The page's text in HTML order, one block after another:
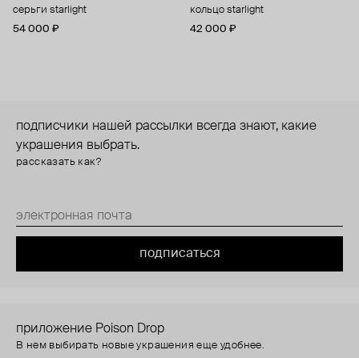
серьги starlight
54 000 ₽
кольцо starlight
42 000 ₽
подписчики нашей рассылки всегда знают, какие
украшения выбрать.
рассказать как?
подписаться
приложение Poison Drop
В нем выбирать новые украшения еще удобнее.